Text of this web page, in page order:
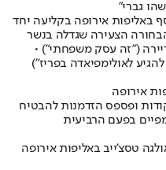
גברי"
הכסף באליפות אירופה בקליעה יחד
הצעירה שגדלה בנשר
("זה עסק משפחתי") •
לאולימפיאדה בפריז")
אירופה
ה-33 השיג תוצאה של 259.2 נקודות ופספס הזדמנות להבטיח
בפעם הרביעית
טסצ'ייב באליפות אירופה